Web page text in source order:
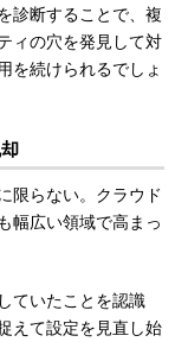
診断することで、複
ィの穴を発見して対
を続けられるでしょ
限らない。クラウド
幅広い領域で高まっ
ていたことを認識
えて設定を見直し始